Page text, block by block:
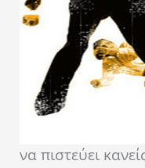
να πιστεύει